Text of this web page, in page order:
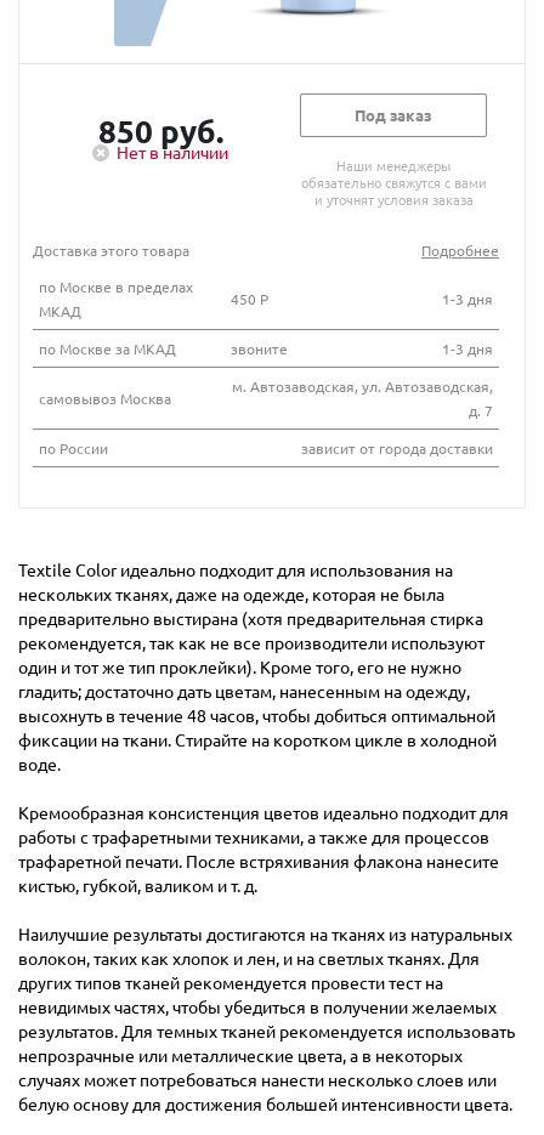
850 руб.
Нет в наличии
Под заказ
Наши менеджеры
обязательно свяжутся с вами
и уточнят условия заказа
Доставка этого товара
Подробнее
по Москве в пределах
МКАД
450 Р 1-3 дня
по Москве за МКАД звоните 1-3 дня
самовывоз Москва
м. Автозаводская, ул. Автозаводская,
д. 7
по России
зависит от города доставки
Textile Color идеально подходит для использования на
нескольких тканях, даже на одежде, которая не была
предварительно выстирана (хотя предварительная стирка
рекомендуется, так как не все производители используют
один и тот же тип проклейки). Кроме того, его не нужно
гладить; достаточно дать цветам, нанесенным на одежду,
высохнуть в течение 48 часов, чтобы добиться оптимальной
фиксации на ткани. Стирайте на коротком цикле в холодной
воде.
Кремообразная консистенция цветов идеально подходит для
работы с трафаретными техниками, а также для процессов
трафаретной печати. После встряхивания флакона нанесите
кистью, губкой, валиком и т. д.
Наилучшие результаты достигаются на тканях из натуральных
волокон, таких как хлопок и лен, и на светлых тканях. Для
других типов тканей рекомендуется провести тест на
невидимых частях, чтобы убедиться в получении желаемых
результатов. Для темных тканей рекомендуется использовать
непрозрачные или металлические цвета, а в некоторых
случаях может потребоваться нанести несколько слоев или
белую основу для достижения большей интенсивности цвета.